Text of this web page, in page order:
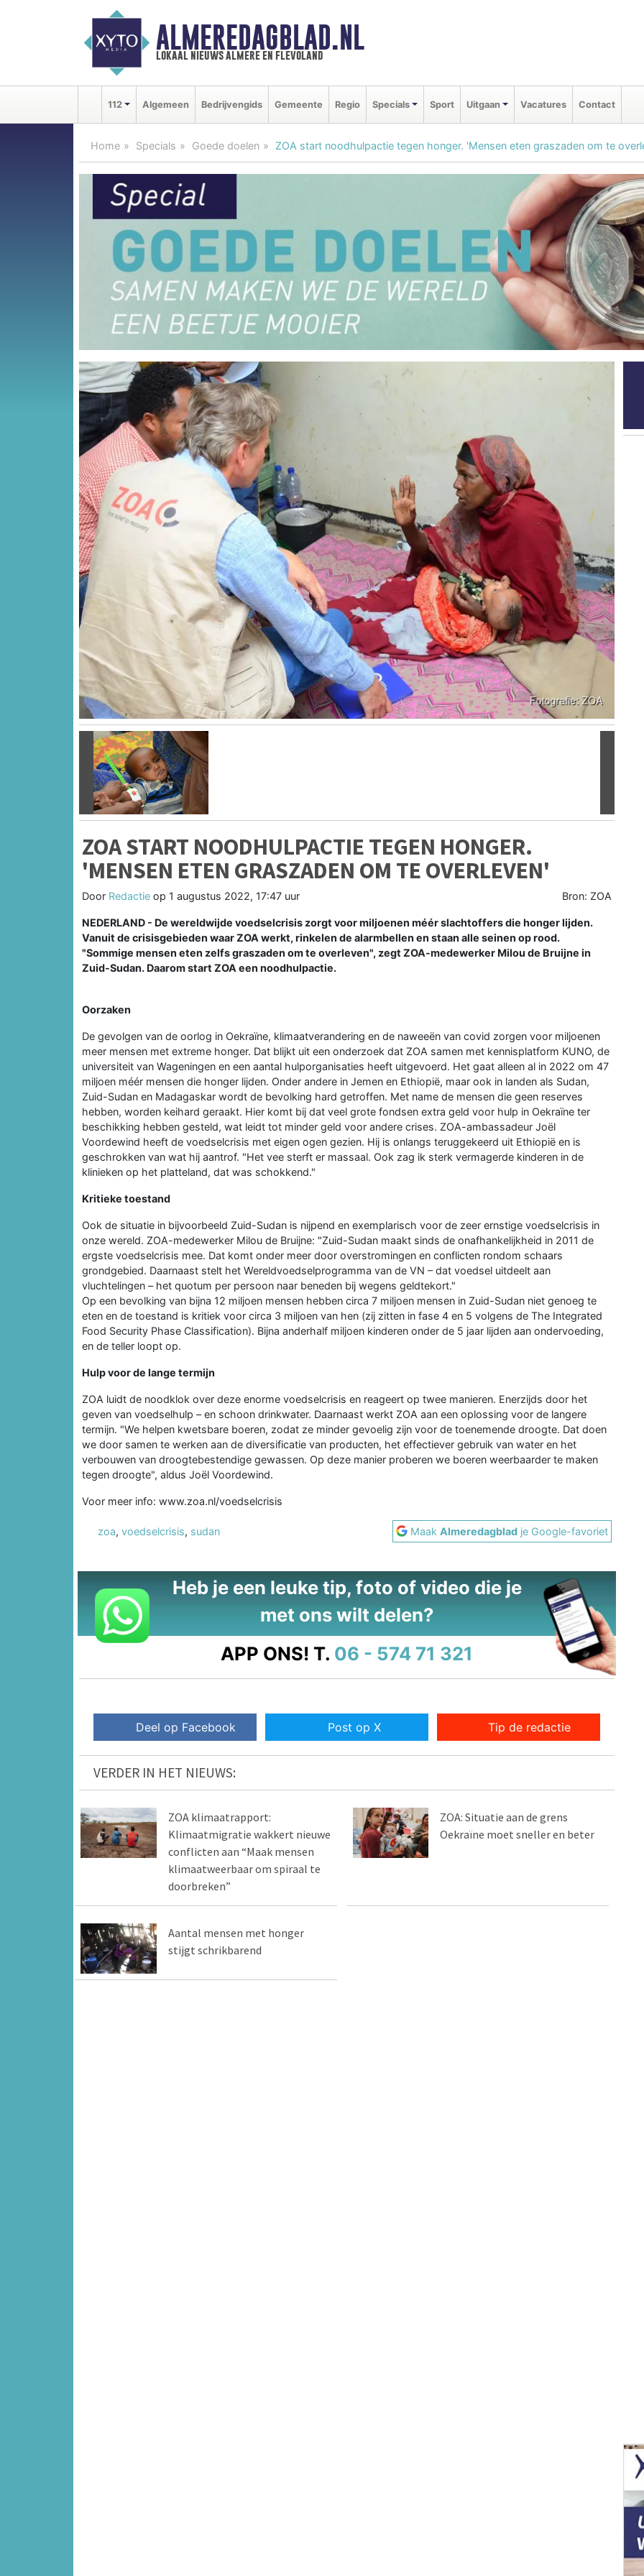
ALMEREDAGBLAD.NL
lokaal nieuws almere en flevoland
112 Algemeen Bedrijvengids Gemeente Regio Specials Sport Uitgaan Vacatures Contact
Home Specials Goede doelen ZOA start noodhulpactie tegen honger. 'Mensen eten graszaden om te
Vorige
ZOA START NOODHULPACTIE TEGEN HONGER.
'MENSEN ETEN GRASZADEN OM TE OVERLEVEN'
Door Redactie op 1 augustus 2022, 17:47 uur Bron: ZOA
NEDERLAND - De wereldwijde voedselcrisis zorgt voor miljoenen méér slachtoffers die honger lijden.
Vanuit de crisisgebieden waar ZOA werkt, rinkelen de alarmbellen en staan alle seinen op rood.
"Sommige mensen eten zelfs graszaden om te overleven", zegt ZOA-medewerker Milou de Bruijne in
Zuid-Sudan. Daarom start ZOA een noodhulpactie.
Oorzaken
De gevolgen van de oorlog in Oekraïne, klimaatverandering en de naweeën van covid zorgen voor miljoenen
meer mensen met extreme honger. Dat blijkt uit een onderzoek dat ZOA samen met kennisplatform KUNO, de
universiteit van Wageningen en een aantal hulporganisaties heeft uitgevoerd. Het gaat alleen al in 2022 om 47
miljoen méér mensen die honger lijden. Onder andere in Jemen en Ethiopië, maar ook in landen als Sudan,
Zuid-Sudan en Madagaskar wordt de bevolking hard getroffen. Met name de mensen die geen reserves
hebben, worden keihard geraakt. Hier komt bij dat veel grote fondsen extra geld voor hulp in Oekraïne ter
beschikking hebben gesteld, wat leidt tot minder geld voor andere crises. ZOA-ambassadeur Joël
Voordewind heeft de voedselcrisis met eigen ogen gezien. Hij is onlangs teruggekeerd uit Ethiopië en is
geschrokken van wat hij aantrof. "Het vee sterft er massaal. Ook zag ik sterk vermagerde kinderen in de
klinieken op het platteland, dat was schokkend."
Kritieke toestand
Ook de situatie in bijvoorbeeld Zuid-Sudan is nijpend en exemplarisch voor de zeer ernstige voedselcrisis in
onze wereld. ZOA-medewerker Milou de Bruijne: "Zuid-Sudan maakt sinds de onafhankelijkheid in 2011 de
ergste voedselcrisis mee. Dat komt onder meer door overstromingen en conflicten rondom schaars
grondgebied. Daarnaast stelt het Wereldvoedselprogramma van de VN – dat voedsel uitdeelt aan
vluchtelingen – het quotum per persoon naar beneden bij wegens geldtekort."
Op een bevolking van bijna 12 miljoen mensen hebben circa 7 miljoen mensen in Zuid-Sudan niet genoeg te
eten en de toestand is kritiek voor circa 3 miljoen van hen (zij zitten in fase 4 en 5 volgens de The Integrated
Food Security Phase Classification). Bijna anderhalf miljoen kinderen onder de 5 jaar lijden aan ondervoeding,
en de teller loopt op.
Hulp voor de lange termijn
ZOA luidt de noodklok over deze enorme voedselcrisis en reageert op twee manieren. Enerzijds door het
geven van voedselhulp – en schoon drinkwater. Daarnaast werkt ZOA aan een oplossing voor de langere
termijn. "We helpen kwetsbare boeren, zodat ze minder gevoelig zijn voor de toenemende droogte. Dat doen
we door samen te werken aan de diversificatie van producten, het effectiever gebruik van water en het
verbouwen van droogtebestendige gewassen. Op deze manier proberen we boeren weerbaarder te maken
tegen droogte", aldus Joël Voordewind.
Voor meer info: www.zoa.nl/voedselcrisis
zoa, voedselcrisis, sudan MaakAlmeredagblad je Google-favoriet
Heb je een leuke tip, foto of video die je
met ons wilt delen?
APP ONS! T. 06 - 574 71 321
Deel op Facebook Post op X Tip de redactie
VERDER IN HET NIEUWS:
ZOA klimaatrapport:
Klimaatmigratie wakkert nieuwe
conflicten aan “Maak mensen
klimaatweerbaar om spiraal te
doorbreken”
ZOA: Situatie aan de grens
Oekraïne moet sneller en beter
Aantal mensen met honger
stijgt schrikbarend